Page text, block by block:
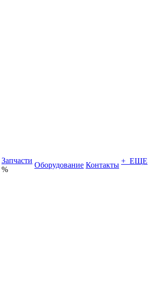
Запчасти
%
Оборудование Контакты + ЕЩЕ